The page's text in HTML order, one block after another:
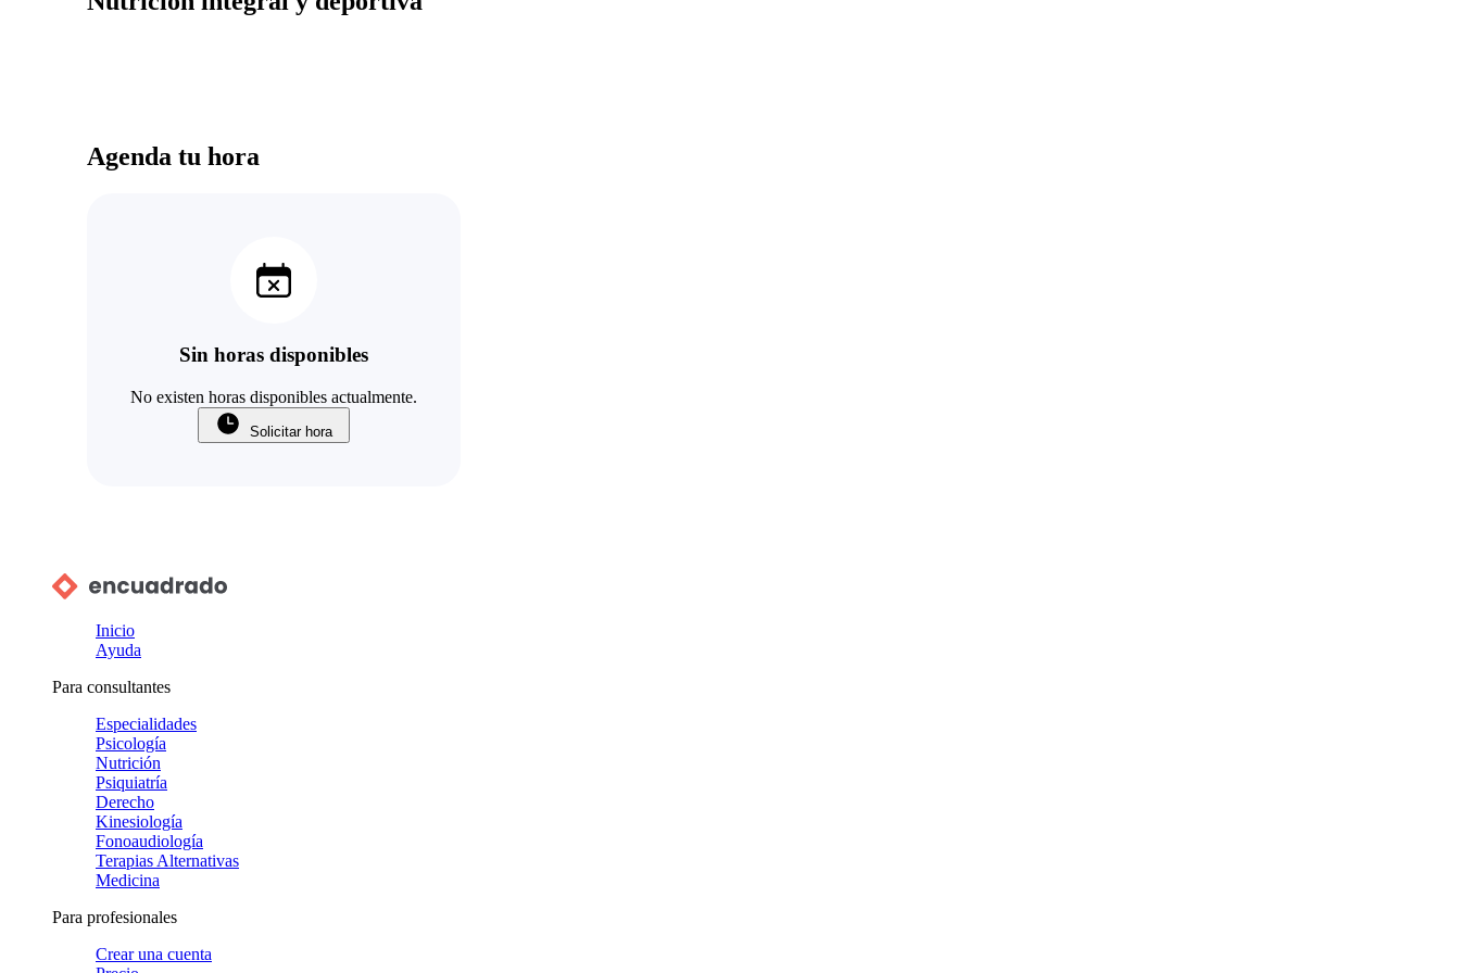
Agenda tu hora
Sin horas disponibles
No existen horas disponibles actualmente.
Solicitar hora
Inicio
Ayuda
Para consultantes
Especialidades
Psicología
Nutrición
Psiquiatría
Derecho
Kinesiología
Fonoaudiología
Terapias Alternativas
Medicina
Para profesionales
Crear una cuenta